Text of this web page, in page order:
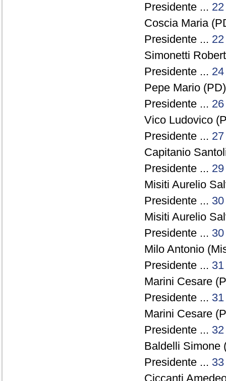
Presidente ... 22
Coscia Maria
Presidente ... 22
Simonetti
Presidente ... 24
Pepe Mario
Presidente ... 26
Vico Ludovico
Presidente ... 27
Capitanio
Presidente ... 29
Misiti Aurelio
Presidente ... 30
Misiti Aurelio
Presidente ... 30
Milo Antonio
Presidente ... 31
Marini Cesare
Presidente ... 31
Marini Cesare
Presidente ... 32
Baldelli Simone
Presidente ... 33
Ciccanti